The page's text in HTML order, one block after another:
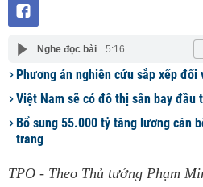
Nghe đọc bài 5:16
Phương án nghiên cứu sắp xếp
Việt Nam sẽ có đô thị sân bay đầu
Bổ sung 55.000 tỷ tăng lương cán
trang
TPO - Theo Thủ tướng Phạm